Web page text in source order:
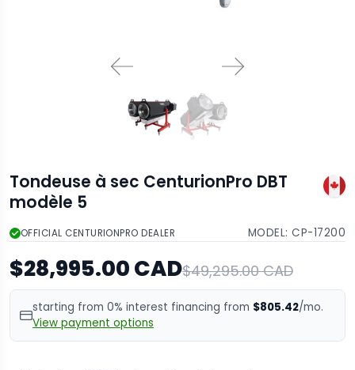
Tondeuse à sec CenturionPro DBT
modèle 5
OFFICIAL CENTURIONPRO DEALER MODEL: CP-17200
$28,995.00 CAD$49,295.00 CAD
starting from 0% interest financing from $805.42/mo.
View payment options